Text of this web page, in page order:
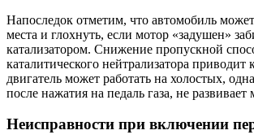
Напоследок отметим, что автомобиль может
места и глохнуть, если мотор «задушен»
катализатором. Снижение пропускной
каталитического нейтрализатора приводит
двигатель может работать на холостых,
после нажатия на педаль газа, не
Неисправности при включении